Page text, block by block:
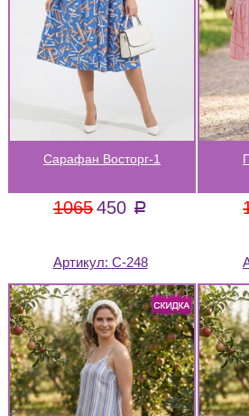
Сарафан Восторг-1
1065450 a
Артикул: С-248